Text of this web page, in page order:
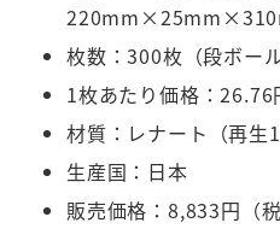
枚数：300枚（段ボール
1枚あたり価格：26.76
材質：レナート（再生
生産国：日本
販売価格：8,833円（税